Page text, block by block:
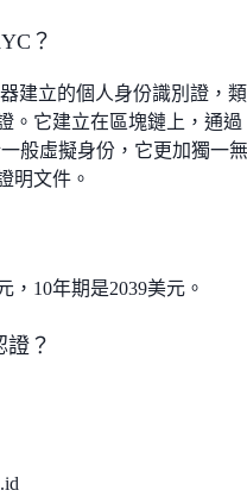
？
建立的個人身份識別證，
。它建立在區塊鏈上，通過
般虛擬身份，它更加獨一無
明文件。
，10年期是2039美元。
？